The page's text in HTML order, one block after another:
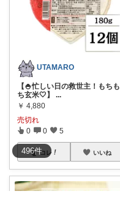
496件
UTAMARO
【🍚忙しい日の救世主！もちも
ち玄米🤍】 ...
￥ 4,880
売切れ
0 0 5
コレ いいね